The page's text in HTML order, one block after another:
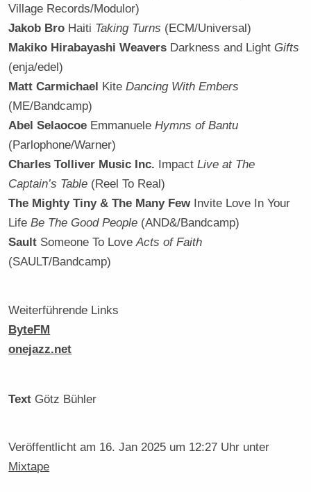
Village Records/Modulor)
Jakob Bro Haiti Taking Turns (ECM/Universal)
Makiko Hirabayashi Weavers Darkness and Light Gifts
(enja/edel)
Matt Carmichael KiteDancing With Embers
(ME/Bandcamp)
Abel Selaocoe EmmanueleHymns of Bantu
(Parlophone/Warner)
Charles Tolliver Music Inc. ImpactLive at The
Captain’s Table (Reel To Real)
The Mighty Tiny & The Many Few Invite Love In Your
LifeBe The Good People (AND&/Bandcamp)
Sault Someone To LoveActs of Faith
(SAULT/Bandcamp)
Weiterführende Links
ByteFM
onejazz.net
Text Götz Bühler
Veröffentlicht am 16. Jan 2025 um 12:27 Uhr unter
Mixtape